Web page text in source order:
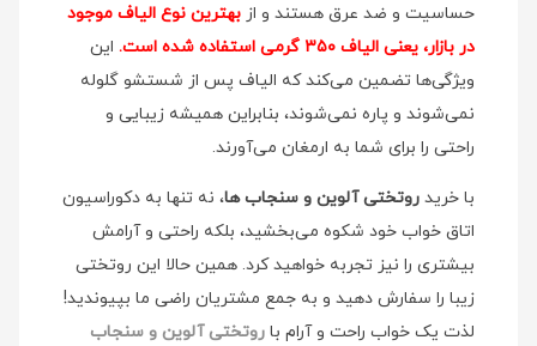
حساسیت و ضد عرق هستند و از بهترین نوع الیاف موجود
در بازار، یعنی الیاف ۳۵۰ گرمی استفاده شده است.
این
ویژگی‌ها تضمین می‌کند که الیاف پس از شستشو گلوله
نمی‌شوند و پاره نمی‌شوند، بنابراین همیشه زیبایی و
راحتی را برای شما به ارمغان می‌آورند.
با خرید روتختی آلوین و سنجاب ها، نه تنها به دکوراسیون
اتاق خواب خود شکوه می‌بخشید، بلکه راحتی و آرامش
بیشتری را نیز تجربه خواهید کرد. همین حالا این روتختی
زیبا را سفارش دهید و به جمع مشتریان راضی ما بپیوندید!
لذت یک خواب راحت و آرام با روتختی آلوین و سنجاب